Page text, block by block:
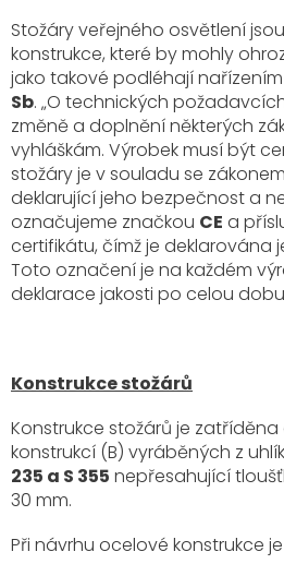
Stožáry veřejného osvětlení
konstrukce, které by mohly
jako takové podléhají nařízením
Sb. „O technických
změně a doplnění některých
vyhláškám. Výrobek musí být
stožáry je v souladu se
deklarující jeho bezpečnost a
označujeme značkou CE a
certifikátu, čímž je deklarována
Toto označení je na každém
deklarace jakosti po celou
Konstrukce stožárů
Konstrukce stožárů je
konstrukcí (B) vyráběných z
235 a S 355 nepřesahující
30 mm.
Při návrhu ocelové konstrukce